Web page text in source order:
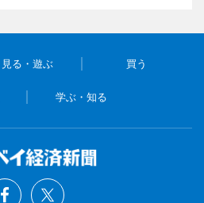
見る・遊ぶ 買う
学ぶ・知る